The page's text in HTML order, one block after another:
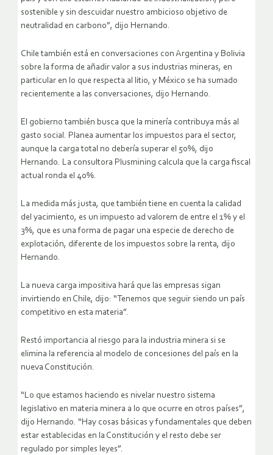
sostenible y sin descuidar nuestro ambicioso objetivo de
neutralidad en carbono”, dijo Hernando.
Chile también está en conversaciones con Argentina y Bolivia
sobre la forma de añadir valor a sus industrias mineras, en
particular en lo que respecta al litio, y México se ha sumado
recientemente a las conversaciones, dijo Hernando.
El gobierno también busca que la minería contribuya más al
gasto social. Planea aumentar los impuestos para el sector,
aunque la carga total no debería superar el 50%, dijo
Hernando. La consultora Plusmining calcula que la carga fiscal
actual ronda el 40%.
La medida más justa, que también tiene en cuenta la calidad
del yacimiento, es un impuesto ad valorem de entre el 1% y el
3%, que es una forma de pagar una especie de derecho de
explotación, diferente de los impuestos sobre la renta, dijo
Hernando.
La nueva carga impositiva hará que las empresas sigan
invirtiendo en Chile, dijo: “Tenemos que seguir siendo un país
competitivo en esta materia”.
Restó importancia al riesgo para la industria minera si se
elimina la referencia al modelo de concesiones del país en la
nueva Constitución.
“Lo que estamos haciendo es nivelar nuestro sistema
legislativo en materia minera a lo que ocurre en otros países”,
dijo Hernando. “Hay cosas básicas y fundamentales que deben
estar establecidas en la Constitución y el resto debe ser
regulado por simples leyes”.